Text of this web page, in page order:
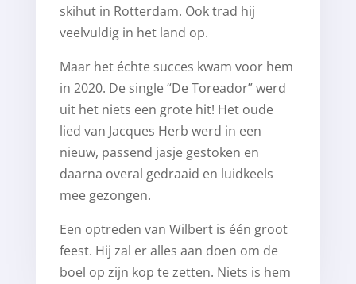
skihut in Rotterdam. Ook trad hij
veelvuldig in het land op.
Maar het échte succes kwam voor hem
in 2020. De single “De Toreador” werd
uit het niets een grote hit! Het oude
lied van Jacques Herb werd in een
nieuw, passend jasje gestoken en
daarna overal gedraaid en luidkeels
mee gezongen.
Een optreden van Wilbert is één groot
feest. Hij zal er alles aan doen om de
boel op zijn kop te zetten. Niets is hem